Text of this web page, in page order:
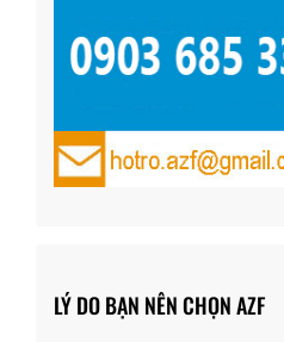
LÝ DO BẠN NÊN CHỌN AZF